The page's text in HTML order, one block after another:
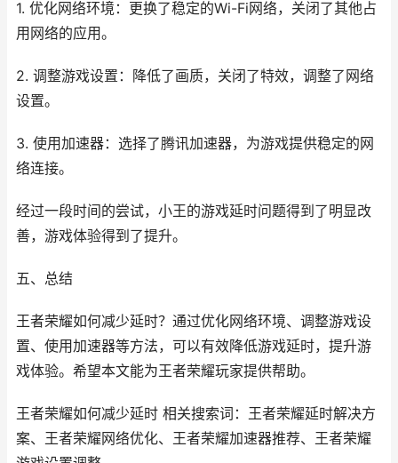
1. 优化网络环境：更换了稳定的Wi-Fi网络，关闭了其他占
用网络的应用。
2. 调整游戏设置：降低了画质，关闭了特效，调整了网络
设置。
3. 使用加速器：选择了腾讯加速器，为游戏提供稳定的网
络连接。
经过一段时间的尝试，小王的游戏延时问题得到了明显改
善，游戏体验得到了提升。
五、总结
王者荣耀如何减少延时？通过优化网络环境、调整游戏设
置、使用加速器等方法，可以有效降低游戏延时，提升游
戏体验。希望本文能为王者荣耀玩家提供帮助。
王者荣耀如何减少延时 相关搜索词：王者荣耀延时解决方
案、王者荣耀网络优化、王者荣耀加速器推荐、王者荣耀